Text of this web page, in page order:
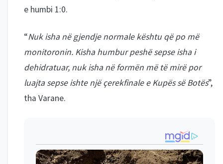
e humbi 1:0.
“Nuk isha në gjendje normale kështu që po më
monitoronin. Kisha humbur peshë sepse isha i
dehidratuar, nuk isha në formën më të mirë por
luajta sepse ishte një çerekfinale e Kupës së Botës”,
tha Varane.